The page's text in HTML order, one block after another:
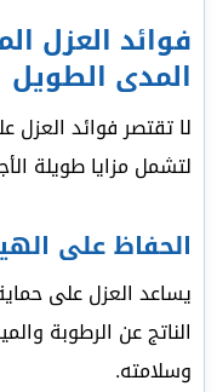
فوائد العزل
المدى الطويل
لا تقتصر فوائد العزل
لتشمل مزايا طويلة
الحفاظ على
يساعد العزل على
الناتج عن الرطوبة
وسلامته.